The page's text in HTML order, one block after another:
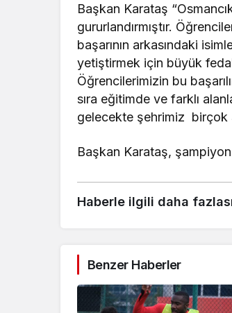
Başkan Karataş
gururlandırmıştır.
başarının arkasındaki
yetiştirmek için büyük
Öğrencilerimizin bu
sıra eğitimde ve farklı
gelecekte şehrimiz birçok
Başkan Karataş,
Haberle ilgili daha
Benzer Haberler